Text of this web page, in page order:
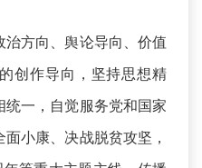
方向、舆论导向、价值
创作导向，坚持思想精
一，自觉服务党和国家
小康、决战脱贫攻坚，